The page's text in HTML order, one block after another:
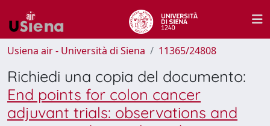
Usiena air - Università di Siena 11365/24808
Richiedi una copia del documento:
End points for colon cancer
adjuvant trials: observations and